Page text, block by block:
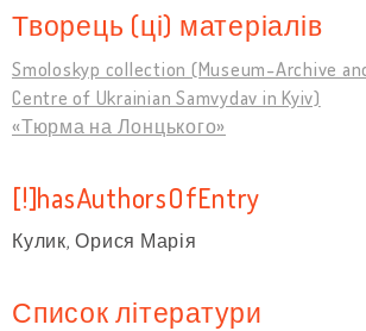
Творець (ці) матеріалів
Smoloskyp collection (Museum-Archive
Centre of Ukrainian Samvydav in Kyiv)
«Тюрма на Лонцького»
[!]hasAuthorsOfEntry
Кулик, Орися Марія
Список літератури